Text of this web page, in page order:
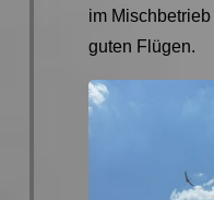
im
guten Flügen.